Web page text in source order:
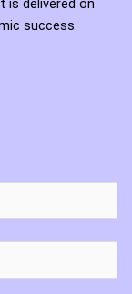
is delivered on
success.